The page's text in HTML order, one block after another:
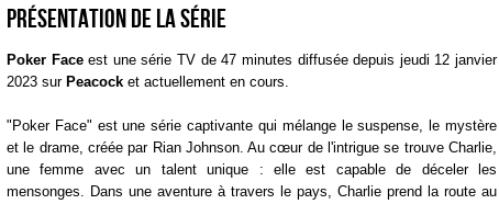
Présentation de la série
Poker Faceest une série TV de 47 minutes diffusée depuis jeudi 12 janvier
2023 sur Peacock et actuellement en cours.
"Poker Face" est une série captivante qui mélange le suspense, le mystère
et le drame, créée par Rian Johnson. Au cœur de l'intrigue se trouve Charlie,
une femme avec un talent unique : elle est capable de déceler les
mensonges. Dans une aventure à travers le pays, Charlie prend la route au